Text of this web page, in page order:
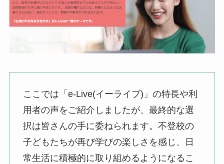
ここでは「e-Live(イーライブ)」の特長や利
用者の声をご紹介しましたが、最終的な選
択は皆さんの手に委ねられます。不登校の
子どもたちが再び学びの楽しさを感じ、日
常生活に積極的に取り組めるようになるこ